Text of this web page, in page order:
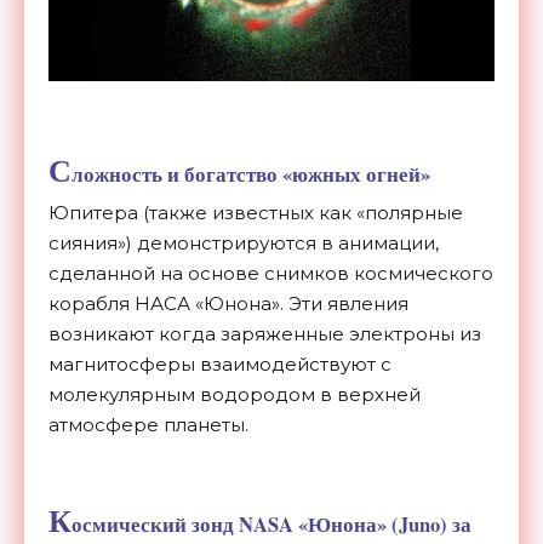
Сложность и богатство «южных огней»
Юпитера (также известных как «полярные
сияния») демонстрируются в анимации,
сделанной на основе снимков космического
корабля НАСА «Юнона». Эти явления
возникают когда заряженные электроны из
магнитосферы взаимодействуют с
молекулярным водородом в верхней
атмосфере планеты.
Космический зонд NASA «Юнона» (Juno) за